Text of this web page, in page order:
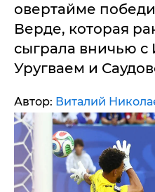
овертайме
Верде, которая
сыграла вничью с
Уругваем и
Автор: Виталий